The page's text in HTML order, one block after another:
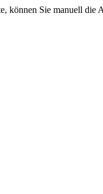
können Sie manuell die